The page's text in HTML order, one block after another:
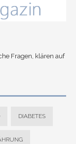
Fragen, klären auf
DIABETES